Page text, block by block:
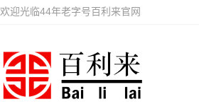
欢迎光临44年老字号百利来官网